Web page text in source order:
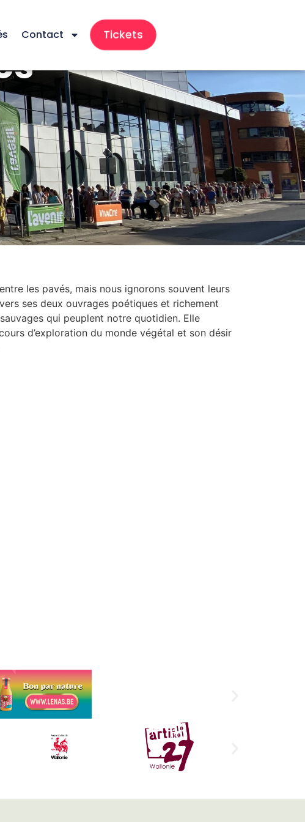
Contact Tickets
les pavés, mais nous ignorons souvent leurs
ses deux ouvrages poétiques et richement
qui peuplent notre quotidien. Elle
d’exploration du monde végétal et son désir